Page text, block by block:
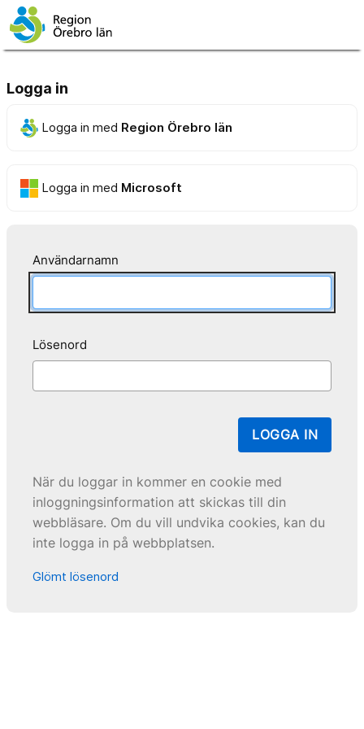
Logga in
Logga in med Region Örebro län
Logga in med Microsoft
Användarnamn
Lösenord
LOGGA IN
När du loggar in kommer en cookie med
inloggningsinformation att skickas till din
webbläsare. Om du vill undvika cookies, kan du
inte logga in på webbplatsen.
Glömt lösenord